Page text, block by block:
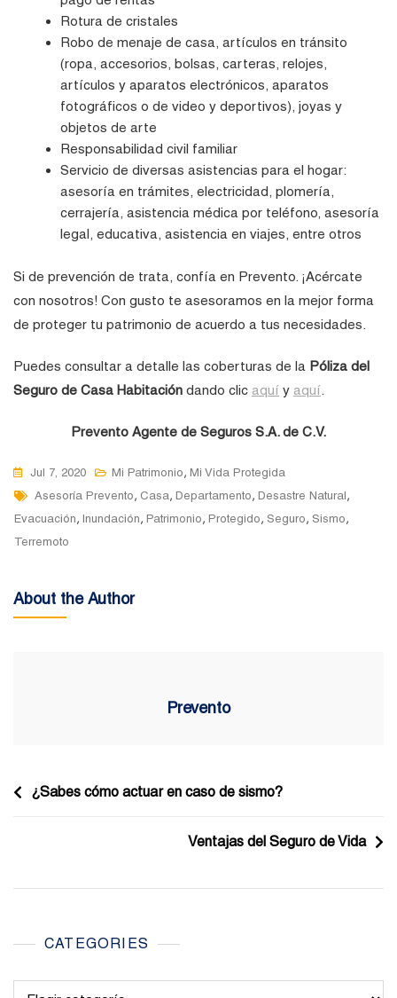
Rotura de cristales
Robo de menaje de casa, artículos en tránsito
(ropa, accesorios, bolsas, carteras, relojes,
artículos y aparatos electrónicos, aparatos
fotográficos o de video y deportivos), joyas y
objetos de arte
Responsabilidad civil familiar
Servicio de diversas asistencias para el hogar:
asesoría en trámites, electricidad, plomería,
cerrajería, asistencia médica por teléfono, asesoría
legal, educativa, asistencia en viajes, entre otros
Si de prevención de trata, confía en Prevento. ¡Acércate
con nosotros! Con gusto te asesoramos en la mejor forma
de proteger tu patrimonio de acuerdo a tus necesidades.
Puedes consultar a detalle las coberturas de la Póliza del
Seguro de Casa Habitación dando clic aquí y aquí.
Prevento Agente de Seguros S.A. de C.V.
Jul 7, 2020 Mi Patrimonio, Mi Vida Protegida
Tags
Asesoría Prevento, Casa, Departamento, Desastre Natural,
Evacuación, Inundación, Patrimonio, Protegido, Seguro, Sismo,
Terremoto
About the Author
Prevento
Navegación
¿Sabes cómo actuar en caso de sismo?
Ventajas del Seguro de Vida
CATEGORIES